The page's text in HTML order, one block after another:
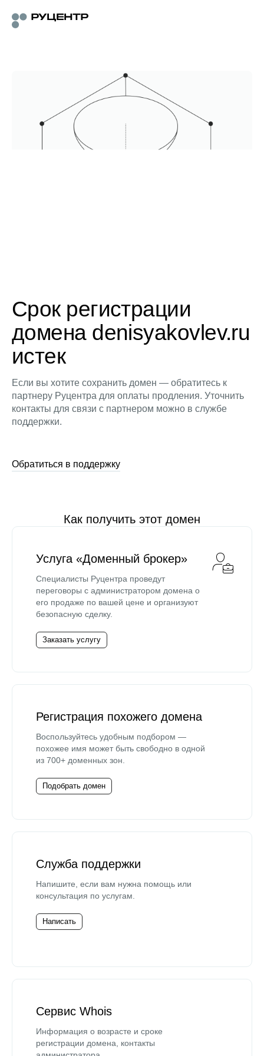
Срок регистрации
домена denisyakovlev.ru
истек
Если вы хотите сохранить домен — обратитесь к
партнеру Руцентра для оплаты продления. Уточнить
контакты для связи с партнером можно в службе
поддержки.
Обратиться в поддержку
Как получить этот домен
Услуга «Доменный брокер»
Специалисты Руцентра проведут
переговоры с администратором домена о
его продаже по вашей цене и организуют
безопасную сделку.
Заказать услугу
Регистрация похожего домена
Воспользуйтесь удобным подбором —
похожее имя может быть свободно в одной
из 700+ доменных зон.
Подобрать домен
Служба поддержки
Напишите, если вам нужна помощь или
консультация по услугам.
Написать
Сервис Whois
Информация о возрасте и сроке
регистрации домена, контакты